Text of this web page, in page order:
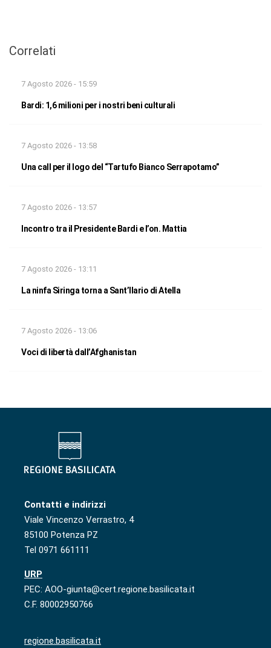
Correlati
7 Agosto 2026 - 15:59
Bardi: 1,6 milioni per i nostri beni culturali
7 Agosto 2026 - 13:58
Una call per il logo del “Tartufo Bianco Serrapotamo”
7 Agosto 2026 - 13:57
Incontro tra il Presidente Bardi e l’on. Mattia
7 Agosto 2026 - 13:11
La ninfa Siringa torna a Sant’Ilario di Atella
7 Agosto 2026 - 13:06
Voci di libertà dall’Afghanistan
Contatti e indirizzi
Viale Vincenzo Verrastro, 4
85100 Potenza PZ
Tel 0971 661111
URP
PEC: AOO-giunta@cert.regione.basilicata.it
C.F. 80002950766
regione.basilicata.it